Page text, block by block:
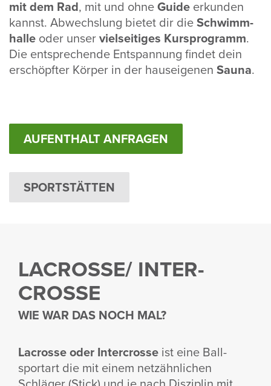
mit dem Rad, mit und ohneGuide erkunden
kannst. Abwechs­lung bietet dir dieSchwimm­
halle oder unserviel­sei­tiges Kurs­pro­gramm.
Die entspre­chende Entspan­nung findet dein
erschöpfter Körper in der haus­ei­genen Sauna.
AUFENTHALT ANFRAGEN
SPORTSTÄTTEN
LACROSSE/ INTER­
CROSSE
WIE WAR DAS NOCH MAL?
Lacrosseoder Inter­crosse ist eine Ball­
sportart die mit einem netzähn­li­chen